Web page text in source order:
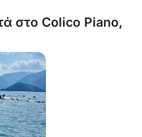
στο Colico Piano,